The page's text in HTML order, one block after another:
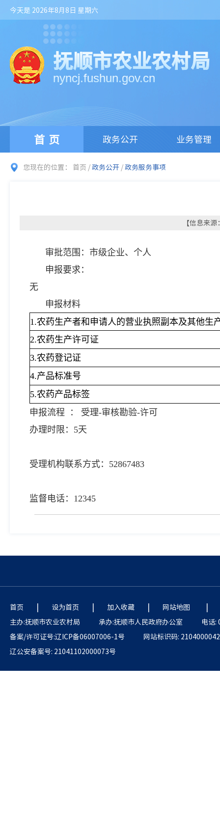
今天是 2026年8月8日 星期六
抚顺市农业农村局
nyncj.fushun.gov.cn
首页 政务公开 业务管理
您现在的位置： 首页 /政务公开 /政务服务事项
【信息来
审批范围：市级企业、个人
申报要求：
无
申报材料
1.农药生产者和申请人的营业执照副本及其他生
2.农药生产许可证
3.农药登记证
4.产品标准号
5.农药产品标签
申报流程 ： 受理-审核勘验-许可
办理时限：5天
受理机构联系方式：52867483
监督电话：12345
首页 | 设为首页 | 加入收藏 | 网站地图 |
主办:抚顺市农业农村局 承办:抚顺市人民政府办公室
电话:
备案/许可证号:辽ICP备06007006-1号
网站标识码: 2104000042
辽公安备案号: 21041102000073号